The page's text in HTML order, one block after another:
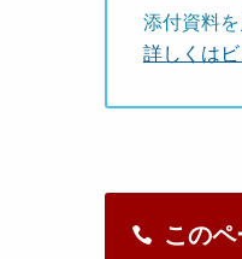
添付資料
詳しくはビ
この